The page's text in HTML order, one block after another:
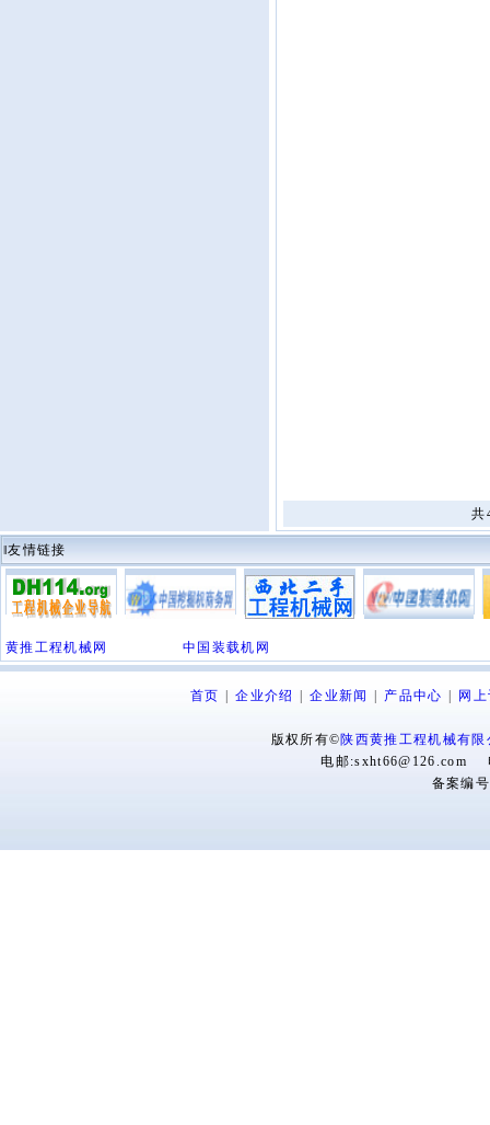
‖友情链接
黄推工程机械网 中国装载机网
首页 |企业介绍 |企业新闻 产品中心 网
版权所有©陕西黄推工程机械有限
电邮:sxht66@126.com
备案编